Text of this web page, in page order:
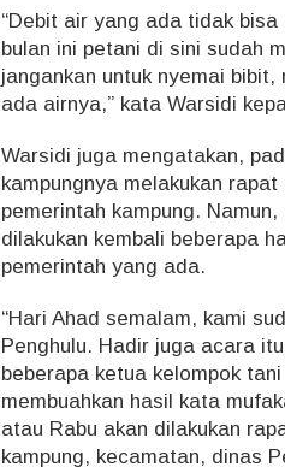
u
s
i
m
I
i
“Debit air yang ada tidak
bulan ini petani di sini sudah
jangankan untuk nyemai
ada airnya,” kata Warsidi
Warsidi juga mengatakan,
kampungnya melakukan
pemerintah kampung.
dilakukan kembali beberapa
pemerintah yang ada.
“Hari Ahad semalam, kami
Penghulu. Hadir juga acara
beberapa ketua kelompok
membuahkan hasil kata
atau Rabu akan dilakukan
kampung, kecamatan, dinas